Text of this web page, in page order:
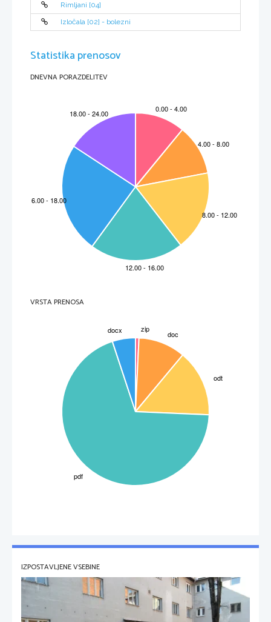
Rimljani [04]
Izločala [02] - bolezni
Statistika prenosov
DNEVNA PORAZDELITEV
VRSTA PRENOSA
IZPOSTAVLJENE VSEBINE